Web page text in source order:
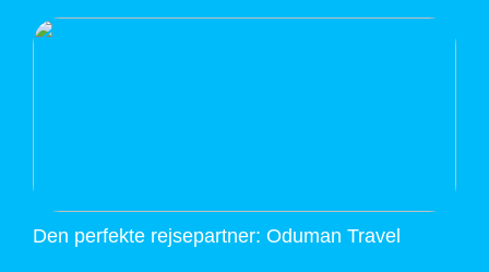
Den perfekte rejsepartner: Oduman Travel